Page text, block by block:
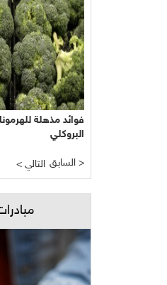
فوائد مذهلة
البروكلي
< التالي السابق >